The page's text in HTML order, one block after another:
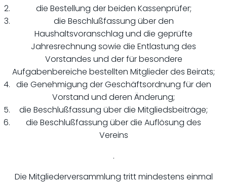
die Bestellung der beiden Kassenprüfer;
die Beschlußfassung über den
Haushaltsvoranschlag und die geprüfte
Jahresrechnung sowie die Entlastung des
Vorstandes und der für besondere
Aufgabenbereiche bestellten Mitglieder des Beirats;
die Genehmigung der Geschäftsordnung für den
Vorstand und deren Änderung;
die Beschlußfassung über die Mitgliedsbeiträge;
die Beschlußfassung über die Auflösung des
Vereins
.
Die Mitgliederversammlung tritt mindestens einmal